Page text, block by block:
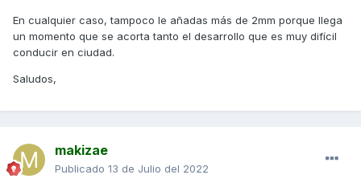
En cualquier caso, tampoco le añadas más de 2mm porque llega
un momento que se acorta tanto el desarrollo que es muy difícil
conducir en ciudad.
Saludos,
makizae
Publicado 13 de Julio del 2022